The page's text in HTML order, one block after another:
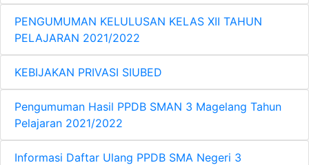
PENGUMUMAN KELULUSAN KELAS XII TAHUN
PELAJARAN 2021/2022
KEBIJAKAN PRIVASI SIUBED
Pengumuman Hasil PPDB SMAN 3 Magelang Tahun
Pelajaran 2021/2022
Informasi Daftar Ulang PPDB SMA Negeri 3